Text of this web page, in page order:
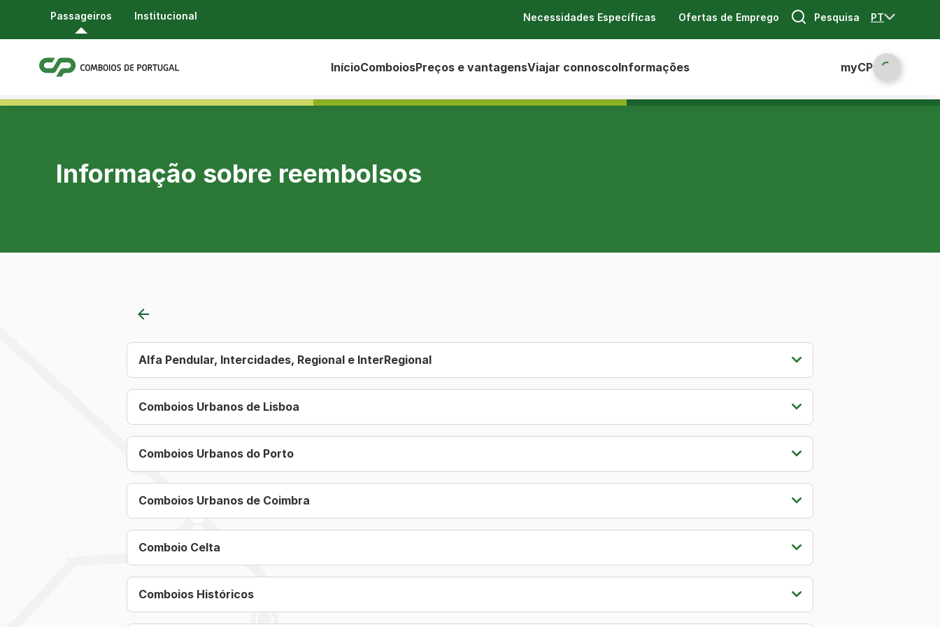
Institucional
Passageiros Necessidades Específicas Ofertas de Emprego Pesquisa PT
InícioComboiosPreços e vantagensViajar connoscoInformações myCP
Informação sobre reembolsos
Alfa Pendular, Intercidades, Regional e InterRegional
Comboios Urbanos de Lisboa
Comboios Urbanos do Porto
Comboios Urbanos de Coimbra
Comboio Celta
Comboios Históricos